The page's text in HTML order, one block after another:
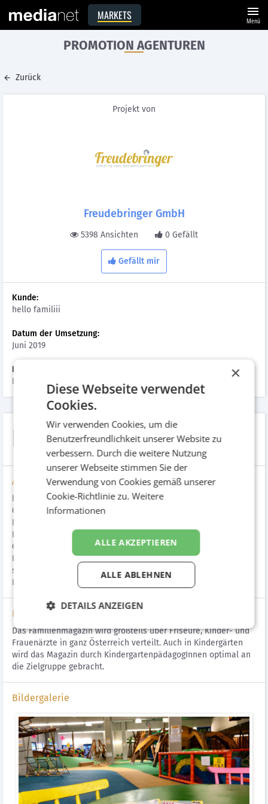
MARKETS menu
Menü
PROMOTION AGENTUREN
Zurück
Projekt von
Freudebringer GmbH
5398 Ansichten 0 Gefällt
Gefällt mir
Kunde:
hello familiii
Datum der Umsetzung:
Juni 2019
Hinzugefügt am:
Februar 2020
hello familiii
Aufgabenstellung
hello familiii adressiert Eltern wie Kinder mit einer
Onlineplattform, einer Eventschiene und einem monatlichen
Printmagazin. Das Monatsmagazin bietet Unterhaltung für
Kinder und die aktuellsten News zu Kindererziehung, Schule,
Gesundheit, Ernährung und vielen weiteren Themen für die
Eltern. Um den Bekanntheitsgrad des Magazins zu steigern,
sollte es in einem Umfeld platziert werden, wo Familie und
Kinder ein großes Thema sind.
Lösung
Das Familienmagazin wird großteils über Friseure, Kinder- und
Frauenärzte in ganz Österreich verteilt. Auch in Kindergärten
wird das Magazin durch KindergartenpädagogInnen optimal an
die Zielgruppe gebracht.
Bildergalerie
×
Diese Webseite verwendet
Cookies.
Wir verwenden Cookies, um die
Benutzerfreundlichkeit unserer Website zu
verbessern. Durch die weitere Nutzung
unserer Webseite stimmen Sie der
Verwendung von Cookies gemäß unserer
Cookie-Richtlinie zu.Weitere
Informationen
ALLE AKZEPTIEREN
ALLE ABLEHNEN
DETAILS ANZEIGEN